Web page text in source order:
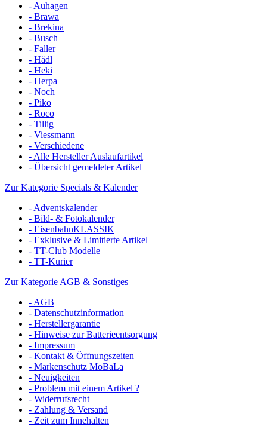
- Auhagen
- Brawa
- Brekina
- Busch
- Faller
- Hädl
- Heki
- Herpa
- Noch
- Piko
- Roco
- Tillig
- Viessmann
- Verschiedene
- Alle Hersteller Auslaufartikel
- Übersicht gemeldeter Artikel
Zur Kategorie Specials & Kalender
- Adventskalender
- Bild- & Fotokalender
- EisenbahnKLASSIK
- Exklusive & Limitierte Artikel
- TT-Club Modelle
- TT-Kurier
Zur Kategorie AGB & Sonstiges
- AGB
- Datenschutzinformation
- Herstellergarantie
- Hinweise zur Batterieentsorgung
- Impressum
- Kontakt & Öffnungszeiten
- Markenschutz MoBaLa
- Neuigkeiten
- Problem mit einem Artikel ?
- Widerrufsrecht
- Zahlung & Versand
- Zeit zum Innehalten